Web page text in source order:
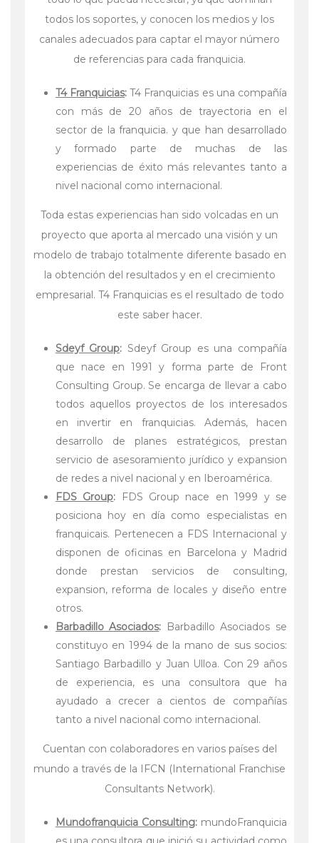
todos los soportes, y conocen los medios y los
canales adecuados para captar el mayor número
de referencias para cada franquicia.
T4 Franquicias: T4 Franquicias es una compañía
con más de 20 años de trayectoria en el
sector de la franquicia. y que han desarrollado
y formado parte de muchas de las
experiencias de éxito más relevantes tanto a
nivel nacional como internacional.
Toda estas experiencias han sido volcadas en un
proyecto que aporta al mercado una visión y un
modelo de trabajo totalmente diferente basado en
la obtención del resultados y en el crecimiento
empresarial. T4 Franquicias es el resultado de todo
este saber hacer.
Sdeyf Group: Sdeyf Group es una compañía
que nace en 1991 y forma parte de Front
Consulting Group. Se encarga de llevar a cabo
todos aquellos proyectos de los interesados
en invertir en franquicias. Además, hacen
desarrollo de planes estratégicos, prestan
servicio de asesoramiento jurídico y expansion
de redes a nivel nacional y en Iberoamérica.
FDS Group: FDS Group nace en 1999 y se
posiciona hoy en día como especialistas en
franquicais. Pertenecen a FDS Internacional y
disponen de oficinas en Barcelona y Madrid
donde prestan servicios de consulting,
expansion, reforma de locales y diseño entre
otros.
Barbadillo Asociados: Barbadillo Asociados se
constituyo en 1994 de la mano de sus socios:
Santiago Barbadillo y Juan Ulloa. Con 29 años
de experiencia, es una consultora que ha
ayudado a crecer a cientos de compañías
tanto a nivel nacional como internacional.
Cuentan con colaboradores en varios países del
mundo a través de la IFCN (International Franchise
Consultants Network).
Mundofranquicia Consulting:mundoFranquicia